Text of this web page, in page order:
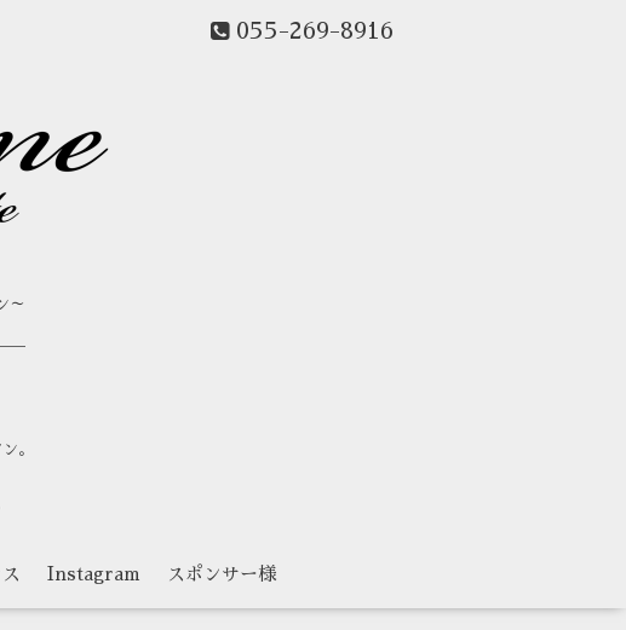
055-269-8916
～
。
Instagram スポンサー様